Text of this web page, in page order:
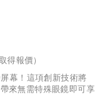
得報價）
幕！這項創新技術將
來無需特殊眼鏡即可享